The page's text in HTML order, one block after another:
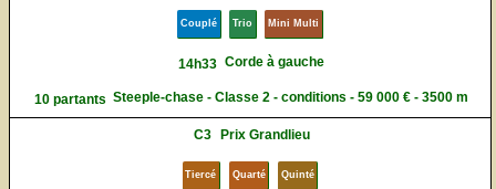
Couplé Trio Mini Multi
14h33 Corde à gauche
10 partants Steeple-chase - Classe 2 - conditions - 59 000 € - 3500 m
C3 Prix Grandlieu
Tiercé Quarté Quinté